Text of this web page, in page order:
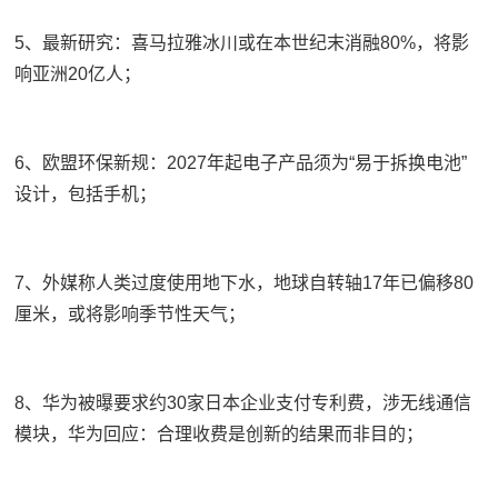
5、最新研究：喜马拉雅冰川或在本世纪末消融80%，将影
响亚洲20亿人；
6、欧盟环保新规：2027年起电子产品须为“易于拆换电池”
设计，包括手机；
7、外媒称人类过度使用地下水，地球自转轴17年已偏移80
厘米，或将影响季节性天气；
8、华为被曝要求约30家日本企业支付专利费，涉无线通信
模块，华为回应：合理收费是创新的结果而非目的；